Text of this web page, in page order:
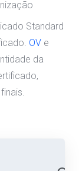
Standard
OV e
da